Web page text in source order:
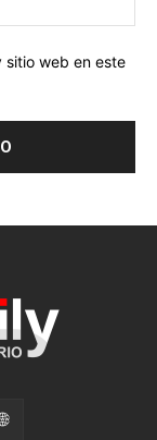
sitio web en este